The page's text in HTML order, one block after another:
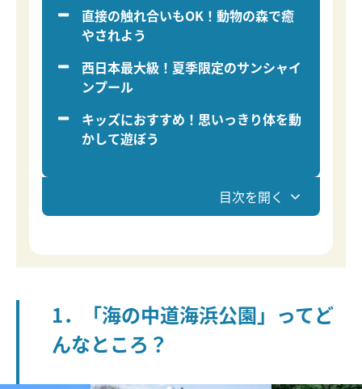
目次を開く
直接の触れ合いもOK！動物の森で癒
やされよう
西日本最大級！夏季限定のサンシャイ
ンプール
キッズにおすすめ！思いっきり体を動
かして遊ぼう
1．「海の中道海浜公園」ってど
んなところ？